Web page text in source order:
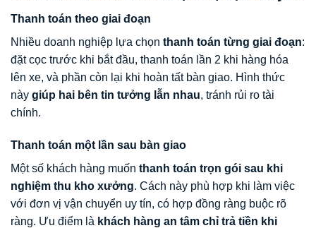
Thanh toán theo giai đoạn
Nhiều doanh nghiệp lựa chọn thanh toán từng giai đoạn:
đặt cọc trước khi bắt đầu, thanh toán lần 2 khi hàng hóa
lên xe, và phần còn lại khi hoàn tất bàn giao. Hình thức
này giúp hai bên tin tưởng lẫn nhau, tránh rủi ro tài
chính.
Thanh toán một lần sau bàn giao
Một số khách hàng muốn thanh toán trọn gói sau khi
nghiệm thu kho xưởng. Cách này phù hợp khi làm việc
với đơn vị vận chuyển uy tín, có hợp đồng ràng buộc rõ
ràng. Ưu điểm là khách hàng an tâm chỉ trả tiền khi